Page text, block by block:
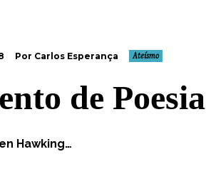
Por Carlos Esperança Ateísmo
de Poesia
Hawking…